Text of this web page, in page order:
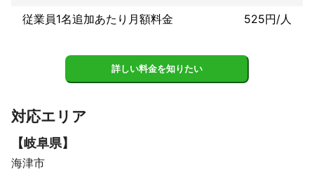
従業員1名追加あたり月額料金 525円/人
詳しい料金を知りたい
対応エリア
【岐阜県】
海津市